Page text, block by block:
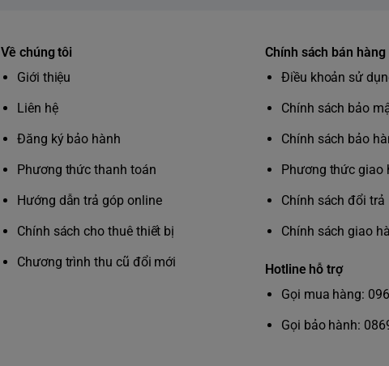
Về chúng tôi
Giới thiệu
Liên hệ
Đăng ký bảo hành
Phương thức thanh toán
Hướng dẫn trả góp online
Chính sách cho thuê thiết bị
Chương trình thu cũ đổi mới
Chính sách bán hàng
Điều khoản sử
Chính sách bảo
Chính sách bảo
Phương thức giao
Chính sách đổi trả
Chính sách giao
Hotline hỗ trợ
Gọi mua hàng:
Gọi bảo hành: